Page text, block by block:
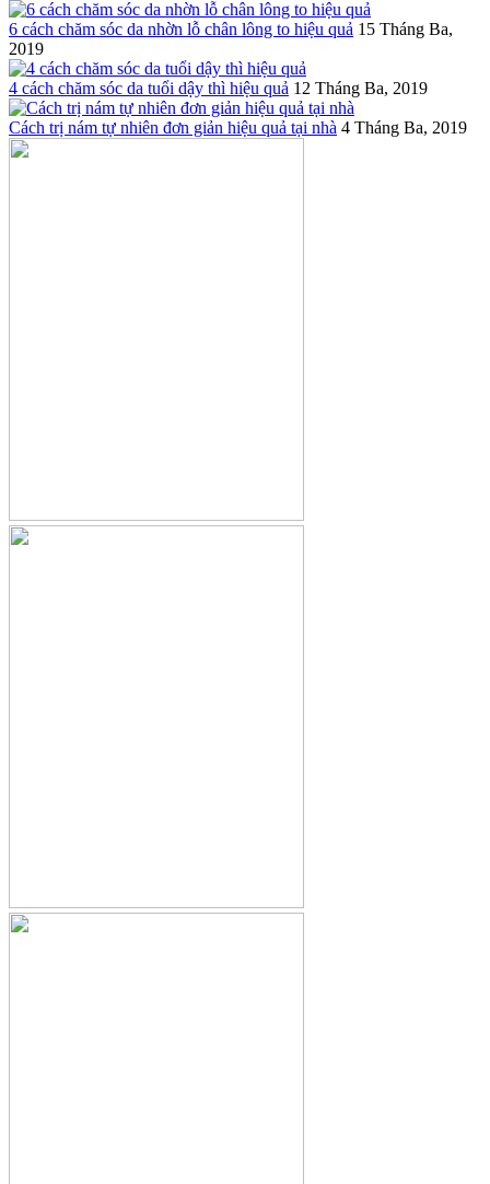
6 cách chăm sóc da nhờn lỗ chân lông to hiệu quả 15 Tháng Ba,
2019
4 cách chăm sóc da tuổi dậy thì hiệu quả 12 Tháng Ba, 2019
Cách trị nám tự nhiên đơn giản hiệu quả tại nhà 4 Tháng Ba, 2019